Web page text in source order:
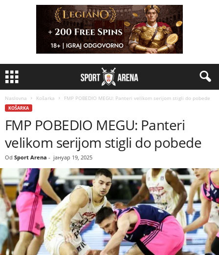
Naslovna Košarka FMP POBEDIO MEGU: Panteri velikom serijom stigli do pobede
KOŠARKA
FMP POBEDIO MEGU: Panteri
velikom serijom stigli do pobede
Od Sport Arena - јануар 19, 2025